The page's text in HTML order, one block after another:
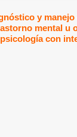
y
mental u
con